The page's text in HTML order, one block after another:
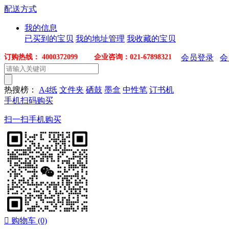
配送方式
我的信息
已买到的宝贝 我的地址管理 我收藏的宝贝
订购热线： 4000372099 企业咨询：021-67898321 会员登录
热搜榜： A4纸 文件夹 硒鼓 墨盒 中性笔 订书机
手机扫码购买
扫一扫手机购买
 购物车 (0)